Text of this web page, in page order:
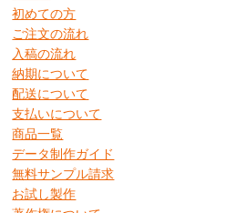
初めての方
ご注文の流れ
入稿の流れ
納期について
配送について
支払いについて
商品一覧
データ制作ガイド
無料サンプル請求
お試し製作